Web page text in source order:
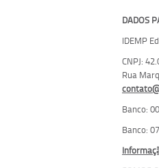
DADOS
IDEMP
CNPJ:
Rua
Banco:
Banco: